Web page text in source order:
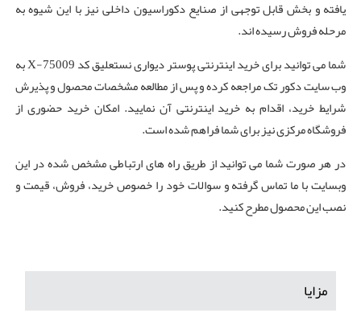
یافته و بخش قابل توجهی از صنایع دکوراسیون داخلی نیز با این شیوه به
مرحله فروش رسیده اند.
شما می توانید برای خرید اینترنتی پوستر دیواری نستعلیق کد X-75009 به
وب سایت دکور تک مراجعه کرده و پس از مطالعه مشخصات محصول و پذیرش
شرایط خرید، اقدام به خرید اینترنتی آن نمایید. امکان خرید حضوری از
فروشگاه مرکزی نیز برای شما فراهم شده است.
در هر صورت شما می توانید از طریق راه های ارتباطی مشخص شده در این
وبسایت با ما تماس گرفته و سوالات خود را خصوص خرید، فروش، قیمت و
نصب این محصول مطرح کنید.
مزایا